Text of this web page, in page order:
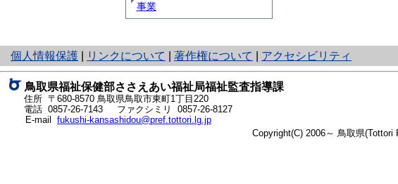
事業
個人情報保護
と
り
ネ
ッ
ト
へ
リンクについて 著作権について アクセシビリティ
鳥取県福祉保健部ささえあい福祉局福祉監査指導課
住所 〒680-8570 鳥取県鳥取市東町1丁目220
電話 0857-26-7143
ファクシミリ 0857-26-8127
E-mail fukushi-kansashidou@pref.tottori.lg.jp
Copyright(C) 2006～ 鳥取県